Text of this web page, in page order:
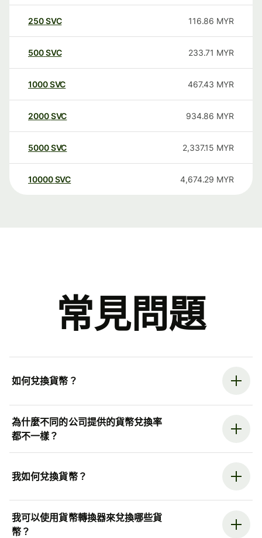
250SVC 116.86 MYR
500SVC 233.71 MYR
1000SVC 467.43 MYR
2000SVC 934.86 MYR
5000SVC 2,337.15 MYR
10000 SVC 4,674.29 MYR
常見問題
如何兌換貨幣？
為什麼不同的公司提供的貨幣兌換率
都不一樣？
我如何兌換貨幣？
我可以使用貨幣轉換器來兌換哪些貨
幣？